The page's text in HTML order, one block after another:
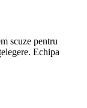
scuze pentru
Echipa